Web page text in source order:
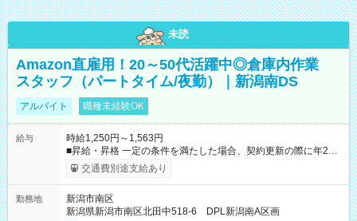
未読
Amazon直雇用！20～50代活躍中◎倉庫内作業
スタッフ（パートタイム/夜勤）｜新潟南DS
アルバイト 職種未経験OK
給与
時給1,250円～1,563円
■昇給・昇格 一定の条件を満たした場合、契約更新の際に年2回
まで昇給の機会があります。 ■正社員登用制度あり ※月末締/翌
月25日支払い ※時間外手当、別途支給 ※深夜割増賃金 (22:00～
☆Amazon直雇用で安定して働けます！ 【試用期間】試用期間
あり 試用期間の長さ：1週間 雇用形態、給与は本採用時と同じ
交通費別途支給あり
勤務地
新潟市南区
新潟県新潟市南区北田中518-6 DPL新潟南A区画